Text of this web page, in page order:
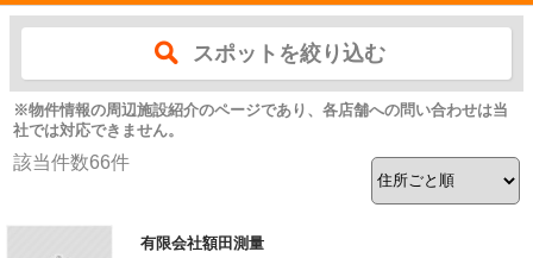
スポットを絞り込む
※物件情報の周辺施設紹介のページであり、各店舗への問い合わせは当
社では対応できません。
該当件数66件
有限会社額田測量